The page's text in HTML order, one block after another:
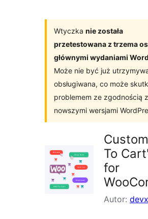
Wtyczka nie została
przetestowana z trzema
głównymi wydaniami
Może nie być już
obsługiwana, co może
problemem ze zgodnością z
nowszymi wersjami
To
for
Autor: